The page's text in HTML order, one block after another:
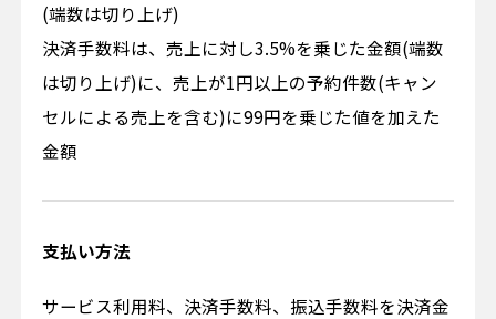
(端数は切り上げ)
決済⼿数料は、売上に対し3.5%を乗じた⾦額(端数
は切り上げ)に、売上が1円以上の予約件数(キャン
セルによる売上を含む)に99円を乗じた値を加えた
⾦額
支払い方法
サービス利用料、決済手数料、振込手数料を決済金